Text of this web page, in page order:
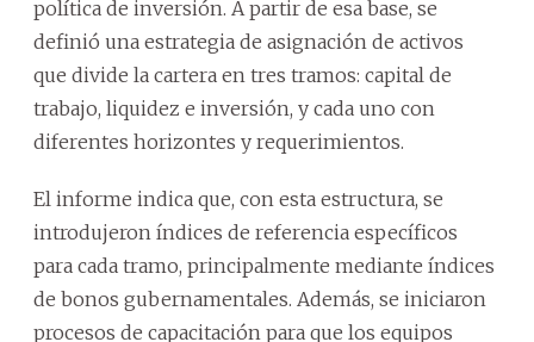
política de inversión. A partir de esa base, se
definió una estrategia de asignación de activos
que divide la cartera en tres tramos: capital de
trabajo, liquidez e inversión, y cada uno con
diferentes horizontes y requerimientos.
El informe indica que, con esta estructura, se
introdujeron índices de referencia específicos
para cada tramo, principalmente mediante índices
de bonos gubernamentales. Además, se iniciaron
procesos de capacitación para que los equipos